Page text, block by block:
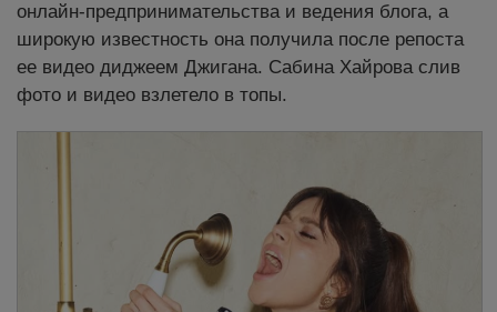
онлайн-предпринимательства и ведения блога, а
широкую известность она получила после репоста
ее видео диджеем Джигана. Сабина Хайрова слив
фото и видео взлетело в топы.